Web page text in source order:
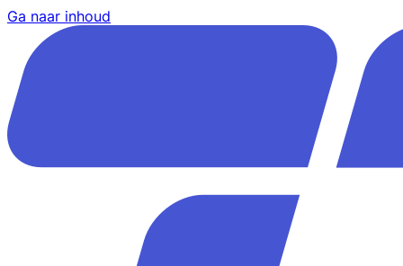
Ga naar inhoud